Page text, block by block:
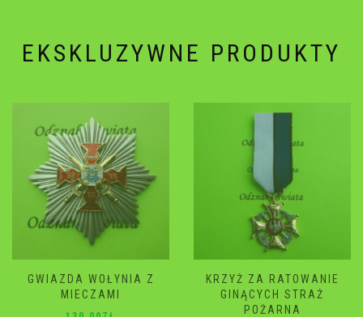
EKSKLUZYWNE PRODUKTY
KRZYŻ ZA RATOWANIE
GINĄCYCH STRAŻ
POŻARNA
GWIAZDA
120.00